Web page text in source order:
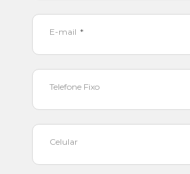
E-mail
Telefone Fixo
Celular